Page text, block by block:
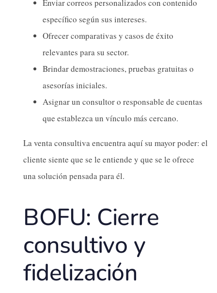
Enviar correos personalizados con contenido
específico según sus intereses.
Ofrecer comparativas y casos de éxito
relevantes para su sector.
Brindar demostraciones, pruebas gratuitas o
asesorías iniciales.
Asignar un consultor o responsable de cuentas
que establezca un vínculo más cercano.
La venta consultiva encuentra aquí su mayor poder: el
cliente siente que se le entiende y que se le ofrece
una solución pensada para él.
BOFU: Cierre
consultivo y
fidelización